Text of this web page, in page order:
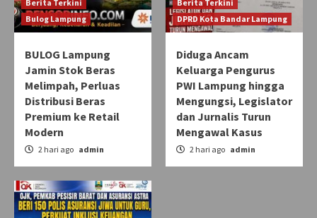
Berita Terkini
Bulog Lampung
BULOG Lampung
Jamin Stok Beras
Melimpah, Perluas
Distribusi Beras
Premium ke Retail
Modern
2 hari ago admin
Berita Terkini
DPRD Kota Bandar Lampung
Diduga Ancam
Keluarga Pengurus
PWI Lampung hingga
Mengungsi, Legislator
dan Jurnalis Turun
Mengawal Kasus
2 hari ago admin